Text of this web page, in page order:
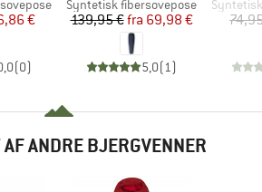
pris
€
(0)
Syntetisk fibersovepose
Pris
139,95 € Nedsat pris
fra 69,98 €
5,0(1 )
ANDRE BJERGVENNER